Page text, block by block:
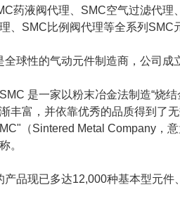
药液阀代理、SMC空气过滤代
、SMC比例阀代理等全系列SMC
全球性的气动元件制造商，公司成
是一家以粉末冶金法制造“烧
丰富，并依靠优秀的品质得到了
（Sintered Metal Company，
。
产品现已多达12,000种基本型元件